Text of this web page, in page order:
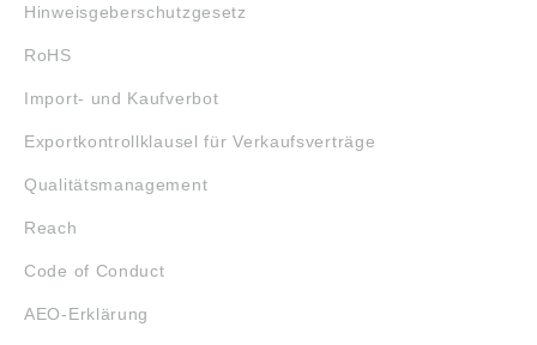
Hinweisgeberschutzgesetz
RoHS
Import- und Kaufverbot
Exportkontrollklausel für Verkaufsverträge
Qualitätsmanagement
Reach
Code of Conduct
AEO-Erklärung